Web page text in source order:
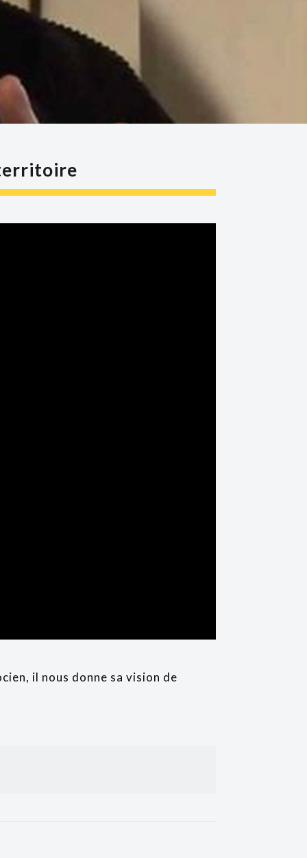
il nous donne sa vision de